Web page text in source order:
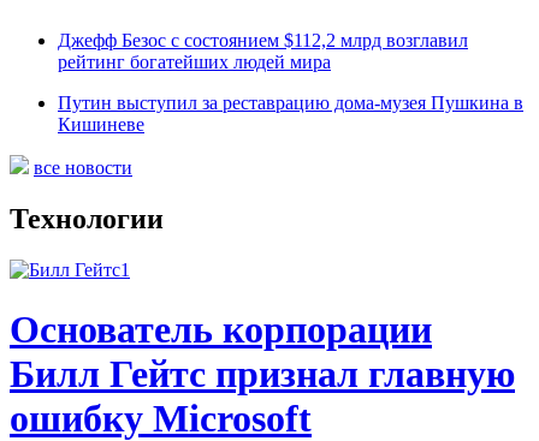
Джефф Безос с состоянием $112,2 млрд возглавил
рейтинг богатейших людей мира
Путин выступил за реставрацию дома-музея Пушкина в
Кишиневе
все новости
Технологии
Основатель корпорации
Билл Гейтс признал главную
ошибку Microsoft